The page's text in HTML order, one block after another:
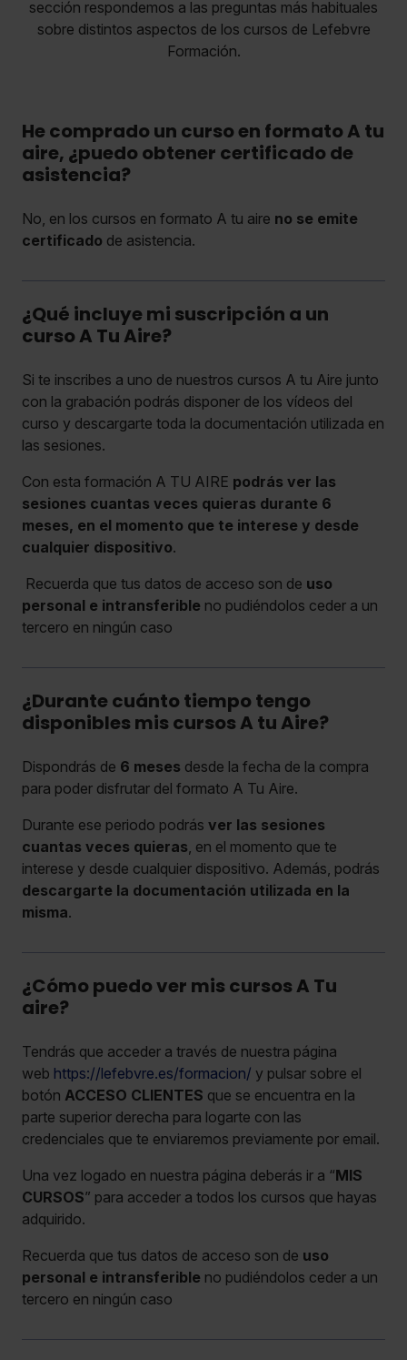
sección respondemos a las preguntas más habituales
sobre distintos aspectos de los cursos de Lefebvre
Formación.
He comprado un curso en formato A tu
aire, ¿puedo obtener certificado de
asistencia?
No, en los cursos en formato A tu aire no se emite
certificado de asistencia.
¿Qué incluye mi suscripción a un
curso A Tu Aire?
Si te inscribes a uno de nuestros cursos A tu Aire junto
con la grabación podrás disponer de los vídeos del
curso y descargarte toda la documentación utilizada en
las sesiones.
Con esta formación A TU AIRE podrás ver las
sesiones cuantas veces quieras durante 6
meses, en el momento que te interese y desde
cualquier dispositivo.
Recuerda que tus datos de acceso son de uso
personal e intransferible no pudiéndolos ceder a un
tercero en ningún caso
¿Durante cuánto tiempo tengo
disponibles mis cursos A tu Aire?
Dispondrás de 6 meses desde la fecha de la compra
para poder disfrutar del formato A Tu Aire.
Durante ese periodo podrás ver las sesiones
cuantas veces quieras , en el momento que te
interese y desde cualquier dispositivo. Además, podrás
descargarte la documentación utilizada en la
misma.
¿Cómo puedo ver mis cursos A Tu
aire?
Tendrás que acceder a través de nuestra página
web https://lefebvre.es/formacion/ y pulsar sobre el
botón ACCESO CLIENTES que se encuentra en la
parte superior derecha para logarte con las
credenciales que te enviaremos previamente por email.
Una vez logado en nuestra página deberás ir a “MIS
CURSOS” para acceder a todos los cursos que hayas
adquirido.
Recuerda que tus datos de acceso son de uso
personal e intransferible no pudiéndolos ceder a un
tercero en ningún caso